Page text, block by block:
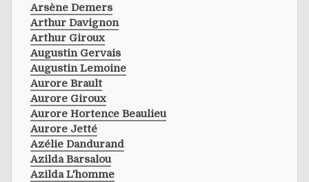
Arsène Demers
Arthur Davignon
Arthur Giroux
Augustin Gervais
Augustin Lemoine
Aurore Brault
Aurore Giroux
Aurore Hortence Beaulieu
Aurore Jetté
Azélie Dandurand
Azilda Barsalou
Azilda L'homme